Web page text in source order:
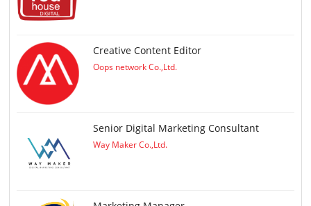
Creative Content Editor
Oops network Co.,Ltd.
Senior Digital Marketing Consultant
Way Maker Co.,Ltd.